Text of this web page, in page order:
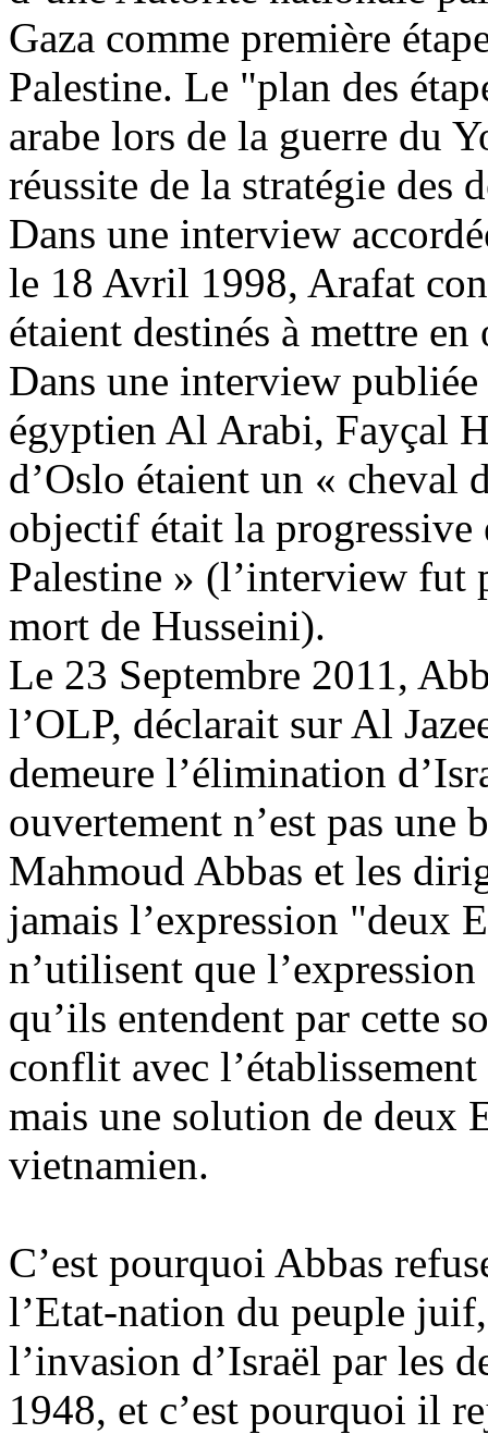
Gaza comme première
Palestine. Le "plan des
arabe lors de la guerre du
réussite de la stratégie des
Dans une interview
le 18 Avril 1998, Arafat
étaient destinés à mettre
Dans une interview
égyptien Al Arabi, Fayçal
d’Oslo étaient un « cheval
objectif était la
Palestine » (l’interview fut
mort de Husseini).
Le 23 Septembre 2011,
l’OLP, déclarait sur Al
demeure l’élimination
ouvertement n’est pas une
Mahmoud Abbas et les
jamais l’expression "deux
n’utilisent que
qu’ils entendent par cette
conflit avec
mais une solution de deux
vietnamien.
C’est pourquoi Abbas
l’Etat-nation du peuple
l’invasion d’Israël par les
1948, et c’est pourquoi il